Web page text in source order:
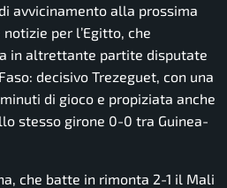
avvicinamento alla prossima
per l’Egitto, che
in altrettante partite disputate
decisivo Trezeguet, con una
di gioco e propiziata anche
stesso girone 0-0 tra Guinea-
che batte in rimonta 2-1 il Mali